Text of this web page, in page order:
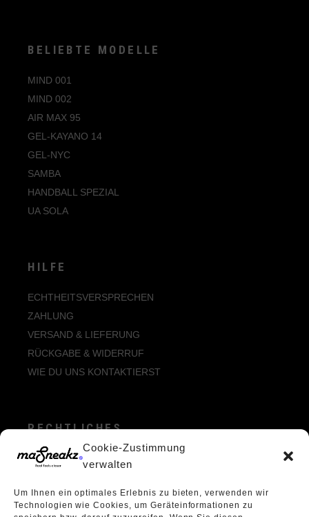
Cookie-Zustimmung
verwalten
Um Ihnen ein optimales Erlebnis zu bieten, verwenden wir
Technologien wie Cookies, um Geräteinformationen zu
BELIEBTE MODELLE
MIND 001
MIND 002
AIR MAX 95
GEL-KAYANO 14
GEL-NYC
SAMBA
HANDBALL SPEZIAL
UA SOLA
HILFE
ECHTHEITSVERSPRECHEN
ZAHLUNG
VERSAND & LIEFERUNG
RÜCKGABE & WIDERRUF
WIE DU UNS KONTAKTIERST
RECHTLICHES
ALLGEMEINE GESCHÄFTSBEDINGUNGEN
DATENSCHUTZERKLÄRUNG
VERPACKUNGSVERORDNUNG